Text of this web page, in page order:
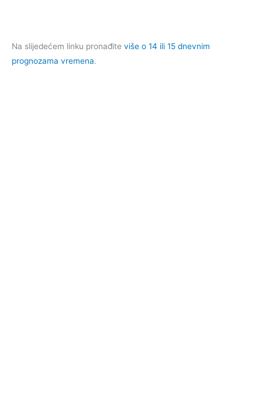
Na slijedećem linku pronađite više o 14 ili 15 dnevnim
prognozama vremena.